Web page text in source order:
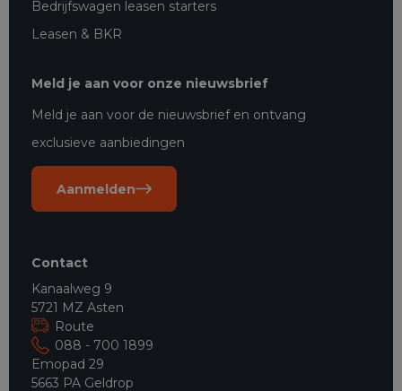
Bedrijfswagen leasen starters
Leasen & BKR
Meld je aan voor onze nieuwsbrief
Meld je aan voor de nieuwsbrief en ontvang
exclusieve aanbiedingen
Aanmelden
Contact
Kanaalweg 9
5721 MZ Asten
Route
088 - 700 1899
Emopad 29
5663 PA Geldrop